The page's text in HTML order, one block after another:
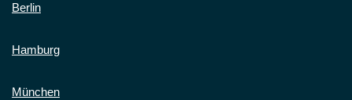
Berlin
Hamburg
München